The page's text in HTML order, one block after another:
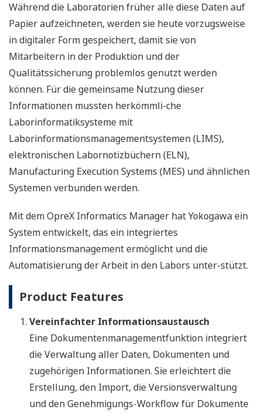
Während die Laboratorien früher alle diese Daten auf
Papier aufzeichneten, werden sie heute vorzugsweise
in digitaler Form gespeichert, damit sie von
Mitarbeitern in der Produktion und der
Qualitätssicherung problemlos genutzt werden
können. Für die gemeinsame Nutzung dieser
Informationen mussten herkömmli-che
Laborinformatiksysteme mit
Laborinformationsmanagementsystemen (LIMS),
elektronischen Labornotizbüchern (ELN),
Manufacturing Execution Systems (MES) und ähnlichen
Systemen verbunden werden.
Mit dem OpreX Informatics Manager hat Yokogawa ein
System entwickelt, das ein integriertes
Informationsmanagement ermöglicht und die
Automatisierung der Arbeit in den Labors unter-stützt.
Product Features
Vereinfachter Informationsaustausch
Eine Dokumentenmanagementfunktion integriert
die Verwaltung aller Daten, Dokumenten und
zugehörigen Informationen. Sie erleichtert die
Erstellung, den Import, die Versionsverwaltung
und den Genehmigungs-Workflow für Dokumente